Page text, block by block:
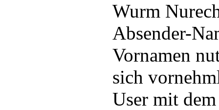
Wurm
Absender-
Vornamen
sich
User mit